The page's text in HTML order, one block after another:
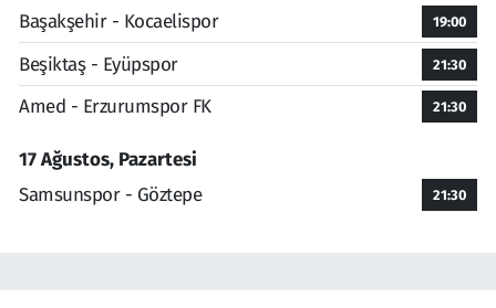
Başakşehir - Kocaelispor
19:00
Beşiktaş - Eyüpspor 21:30
Amed - Erzurumspor FK 21:30
17 Ağustos, Pazartesi
Samsunspor - Göztepe
21:30